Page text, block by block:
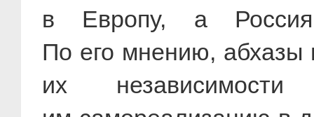
в Европу, а
По его мнению, абхазы
их